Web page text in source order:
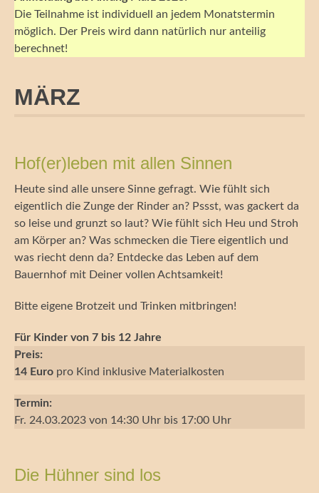
Die Teilnahme ist individuell an jedem Monatstermin
möglich. Der Preis wird dann natürlich nur anteilig
berechnet!
MÄRZ
Hof(er)leben mit allen Sinnen
Heute sind alle unsere Sinne gefragt. Wie fühlt sich
eigentlich die Zunge der Rinder an? Pssst, was gackert da
so leise und grunzt so laut? Wie fühlt sich Heu und Stroh
am Körper an? Was schmecken die Tiere eigentlich und
was riecht denn da? Entdecke das Leben auf dem
Bauernhof mit Deiner vollen Achtsamkeit!
Bitte eigene Brotzeit und Trinken mitbringen!
Für Kinder von 7 bis 12 Jahre
Preis:
14 Euro pro Kind inklusive Materialkosten
Termin:
Fr. 24.03.2023 von 14:30 Uhr bis 17:00 Uhr
Die Hühner sind los